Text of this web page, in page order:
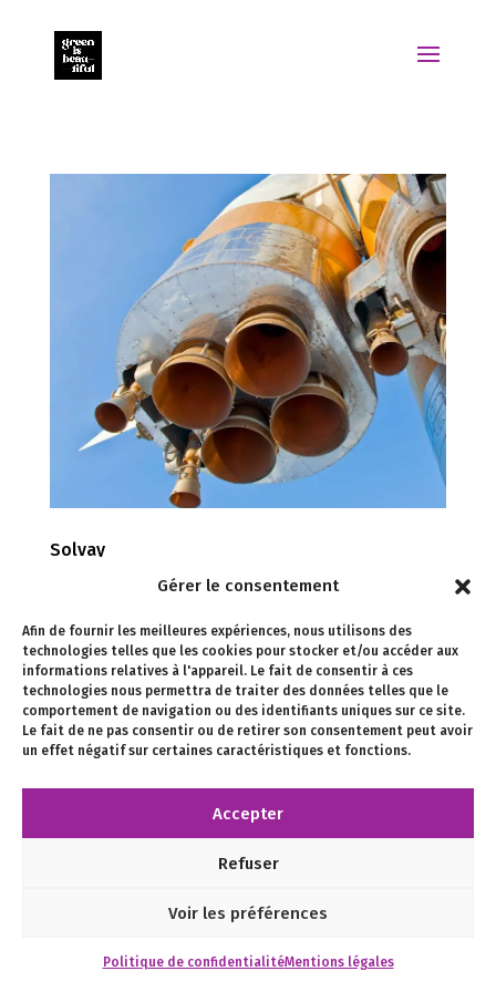
Gérer le consentement
Afin de fournir les meilleures expériences, nous utilisons des
technologies telles que les cookies pour stocker et/ou accéder aux
informations relatives à l'appareil. Le fait de consentir à ces
technologies nous permettra de traiter des données telles que le
comportement de navigation ou des identifiants uniques sur ce site.
Le fait de ne pas consentir ou de retirer son consentement peut avoir
un effet négatif sur certaines caractéristiques et fonctions.
Accepter
Refuser
Voir les préférences
Politique de confidentialitéMentions légales
Solvay
Solvay Direction artistique & identité visuelle Olivier
HAINAUT & Laure MAUD Graphisme Olivier HAINAUT
Supervision éditoriale Laure MAUD Création de la
photothèque Laure MAUD Retouches
photographiques Laure MAUD Gestion de projet
Laure MAUD Les créations...
Designed byElegant Themes| Powered by
WordPress